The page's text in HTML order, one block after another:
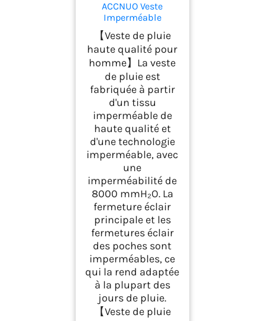
ACCNUO Veste
Imperméable
Homme
Imperméable et
légère Veste de pluie
pour homme veste de
pluie pour le
cyclisme, la
randonnée et
l'escalade
【Veste de pluie
haute qualité pour
homme】La veste
de pluie est
fabriquée à partir
d'un tissu
imperméable de
haute qualité et
d'une technologie
imperméable, avec
une
imperméabilité de
8000 mmH₂O. La
fermeture éclair
principale et les
fermetures éclair
des poches sont
imperméables, ce
qui la rend adaptée
à la plupart des
jours de pluie.
【Veste de pluie